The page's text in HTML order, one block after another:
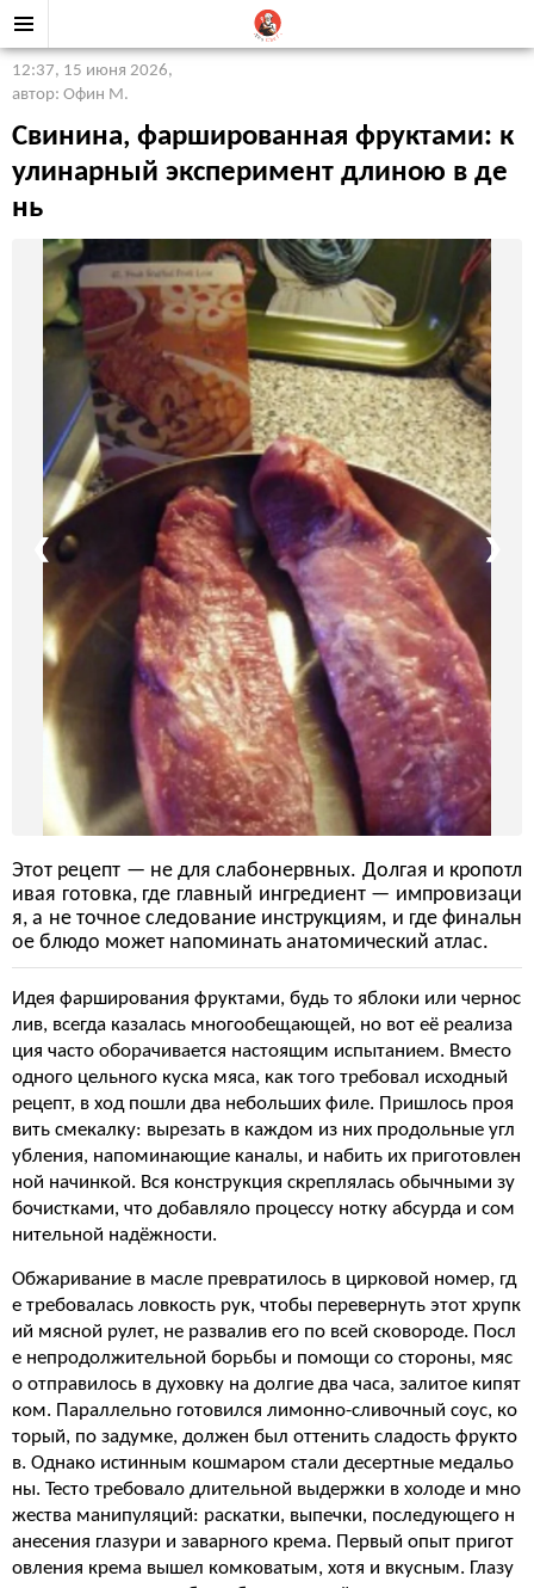
12:37, 15 июня 2026,
автор: Офин М.
Свинина, фаршированная фруктами: к
улинарный эксперимент длиною в де
нь
❮ ❯
Этот рецепт — не для слабонервных. Долгая и кропотл
ивая готовка, где главный ингредиент — импровизаци
я, а не точное следование инструкциям, и где финальн
ое блюдо может напоминать анатомический атлас.
Идея фарширования фруктами, будь то яблоки или чернос
лив, всегда казалась многообещающей, но вот её реализа
ция часто оборачивается настоящим испытанием. Вместо
одного цельного куска мяса, как того требовал исходный
рецепт, в ход пошли два небольших филе. Пришлось проя
вить смекалку: вырезать в каждом из них продольные угл
убления, напоминающие каналы, и набить их приготовлен
ной начинкой. Вся конструкция скреплялась обычными зу
бочистками, что добавляло процессу нотку абсурда и сом
нительной надёжности.
Обжаривание в масле превратилось в цирковой номер, гд
е требовалась ловкость рук, чтобы перевернуть этот хрупк
ий мясной рулет, не развалив его по всей сковороде. Посл
е непродолжительной борьбы и помощи со стороны, мяс
о отправилось в духовку на долгие два часа, залитое кипят
ком. Параллельно готовился лимонно-сливочный соус, ко
торый, по задумке, должен был оттенить сладость фрукто
в. Однако истинным кошмаром стали десертные медальо
ны. Тесто требовало длительной выдержки в холоде и мно
жества манипуляций: раскатки, выпечки, последующего н
анесения глазури и заварного крема. Первый опыт пригот
овления крема вышел комковатым, хотя и вкусным. Глазу